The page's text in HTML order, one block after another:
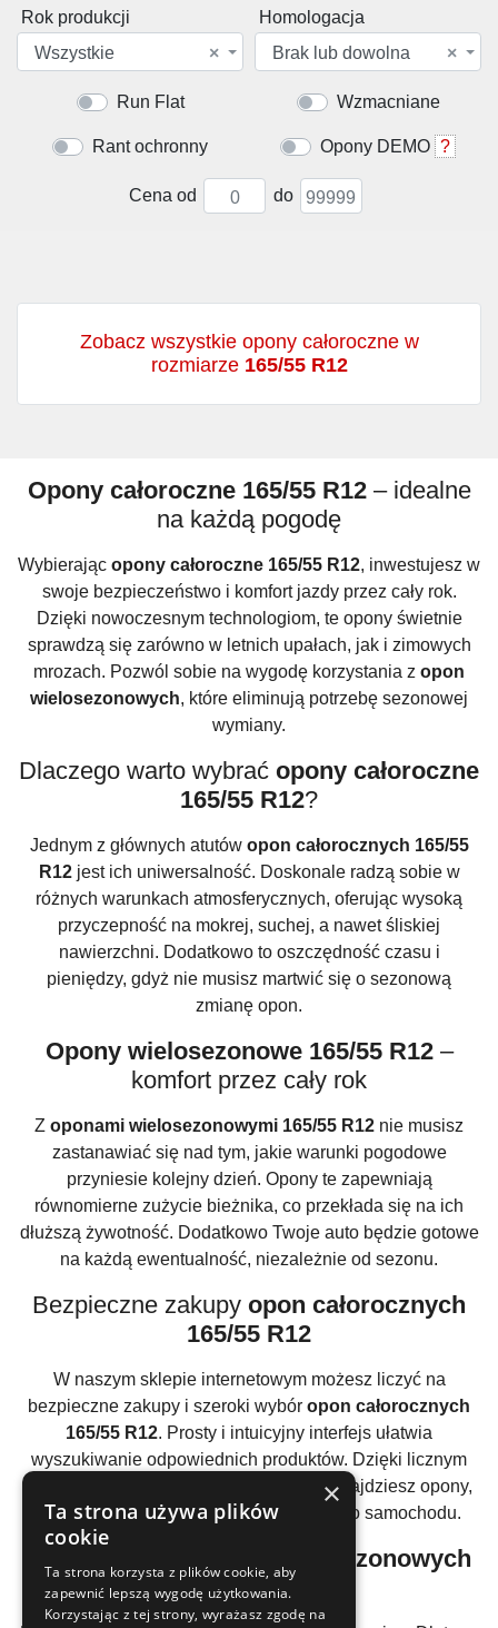
Rok produkcji
×
Wszystkie
Homologacja
×
Brak lub dowolna
Run Flat Wzmacniane
Rant ochronny Opony DEMO ?
Cena od do
Zobacz wszystkie opony całoroczne w
rozmiarze 165/55 R12
Opony całoroczne 165/55 R12– idealne
na każdą pogodę
Wybierając opony całoroczne 165/55 R12, inwestujesz w
swoje bezpieczeństwo i komfort jazdy przez cały rok.
Dzięki nowoczesnym technologiom, te opony świetnie
sprawdzą się zarówno w letnich upałach, jak i zimowych
mrozach. Pozwól sobie na wygodę korzystania z opon
wielosezonowych, które eliminują potrzebę sezonowej
wymiany.
Dlaczego warto wybrać opony całoroczne
165/55 R12?
Jednym z głównych atutów opon całorocznych 165/55
R12jest ich uniwersalność. Doskonale radzą sobie w
różnych warunkach atmosferycznych, oferując wysoką
przyczepność na mokrej, suchej, a nawet śliskiej
nawierzchni. Dodatkowo to oszczędność czasu i
pieniędzy, gdyż nie musisz martwić się o sezonową
zmianę opon.
Opony wielosezonowe 165/55 R12–
komfort przez cały rok
Z oponami wielosezonowymi 165/55 R12 nie musisz
zastanawiać się nad tym, jakie warunki pogodowe
przyniesie kolejny dzień. Opony te zapewniają
równomierne zużycie bieżnika, co przekłada się na ich
dłuższą żywotność. Dodatkowo Twoje auto będzie gotowe
na każdą ewentualność, niezależnie od sezonu.
Bezpieczne zakupy opon całorocznych
165/55 R12
W naszym sklepie internetowym możesz liczyć na
bezpieczne zakupy i szeroki wybór opon całorocznych
165/55 R12. Prosty i intuicyjny interfejs ułatwia
wyszukiwanie odpowiednich produktów. Dzięki licznym
filtrom i szczegółowym opisom szybko znajdziesz opony,
które będą idealnie pasować do Twojego samochodu.
opon wielosezonowych
165/55 R12
×
Ta strona używa plików
cookie
Ta strona korzysta z plików cookie, aby
zapewnić lepszą wygodę użytkowania.
Korzystając z tej strony, wyrażasz zgodę na